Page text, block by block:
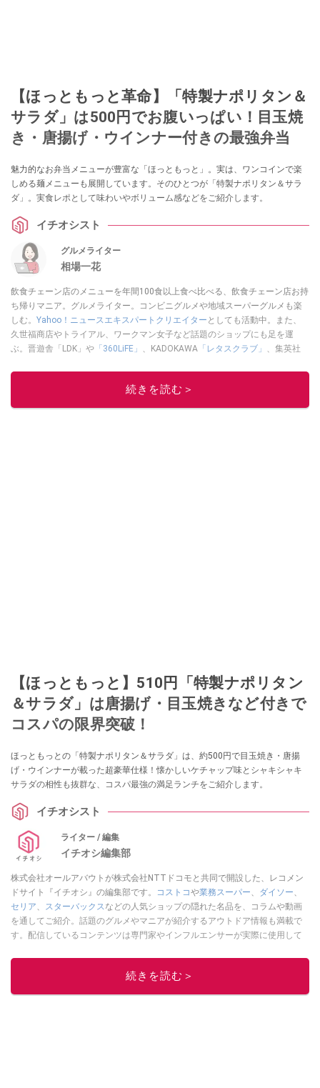
【ほっともっと革命】「特製ナポリタン＆
サラダ」は500円でお腹いっぱい！目玉焼
き・唐揚げ・ウインナー付きの最強弁当
魅力的なお弁当メニューが豊富な「ほっともっと」。実は、ワンコインで楽
しめる麺メニューも展開しています。そのひとつが「特製ナポリタン＆サラ
ダ」。実食レポとして味わいやボリューム感などをご紹介します。
イチオシスト
グルメライター
相場一花
飲食チェーン店のメニューを年間100食以上食べ比べる、飲食チェーン店お持
ち帰りマニア。グルメライター。コンビニグルメや地域スーパーグルメも楽
しむ。 Yahoo！ニュースエキスパートクリエイター としても活動中。また、
久世福商店やトライアル、ワークマン女子など話題のショップにも足を運
ぶ。晋遊舎「LDK」や 「360LiFE」 、KADOKAWA 「レタスクラブ」 、集英社
ルメライター、食の専門家として出演実績あり。
続きを読む＞
【ほっともっと】510円「特製ナポリタン
＆サラダ」は唐揚げ・目玉焼きなど付きで
コスパの限界突破！
ほっともっとの「特製ナポリタン＆サラダ」は、約500円で目玉焼き・唐揚
げ・ウインナーが載った超豪華仕様！懐かしいケチャップ味とシャキシャキ
サラダの相性も抜群な、コスパ最強の満足ランチをご紹介します。
イチオシスト
ライター / 編集
イチオシ編集部
株式会社オールアバウトが株式会社NTTドコモと共同で開設した、レコメン
ドサイト『イチオシ』の編集部です。
コストコや業務スーパー、 ダイソー、
セリア、 スターバックスなどの人気ショップの隠れた名品を、コラムや動画
を通してご紹介。話題のグルメやマニアが紹介するアウトドア情報も満載で
す。配信しているコンテンツは専門家やインフルエンサーが実際に使用して
ニュースでフォロー
続きを読む＞